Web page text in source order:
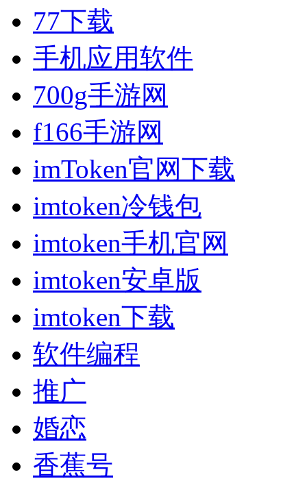
77下载
手机应用软件
700g手游网
f166手游网
imToken官网下载
imtoken冷钱包
imtoken手机官网
imtoken安卓版
imtoken下载
软件编程
推广
婚恋
香蕉号